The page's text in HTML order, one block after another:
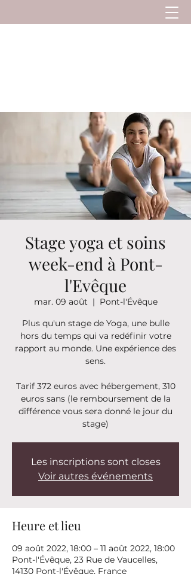
Stage yoga et soins
week-end à Pont-
l'Evêque
mar. 09 août
  |
Pont-l'Évêque
Plus qu'un stage de Yoga, une bulle
hors du temps qui va redéfinir votre
rapport au monde. Une expérience des
sens.
Tarif 372 euros avec hébergement, 310
euros sans (le remboursement de la
différence vous sera donné le jour du
stage)
Les inscriptions sont closes
Voir autres événements
Heure et lieu
09 août 2022, 18:00 – 11 août 2022, 18:00
Pont-l'Évêque, 23 Rue de Vaucelles,
14130 Pont-l'Évêque, France